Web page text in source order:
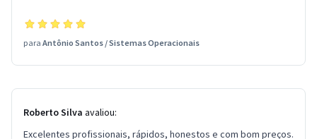
para Antônio Santos /Sistemas Operacionais
Roberto Silva avaliou:
Excelentes profissionais, rápidos, honestos e com bom preços.